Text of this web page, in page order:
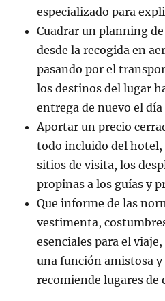
especializado para
Cuadrar un planning
desde la recogida en
pasando por el
los destinos del lugar
entrega de nuevo el día
Aportar un precio
todo incluido del hotel,
sitios de visita, los
propinas a los guías y
Que informe de las
vestimenta,
esenciales para el
una función amistosa y
recomiende lugares de